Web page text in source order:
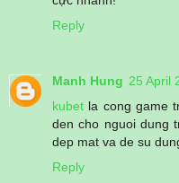
Reply
Manh Hung 25 April
kubet la cong game
den cho nguoi dung
dep mat va de su
Reply